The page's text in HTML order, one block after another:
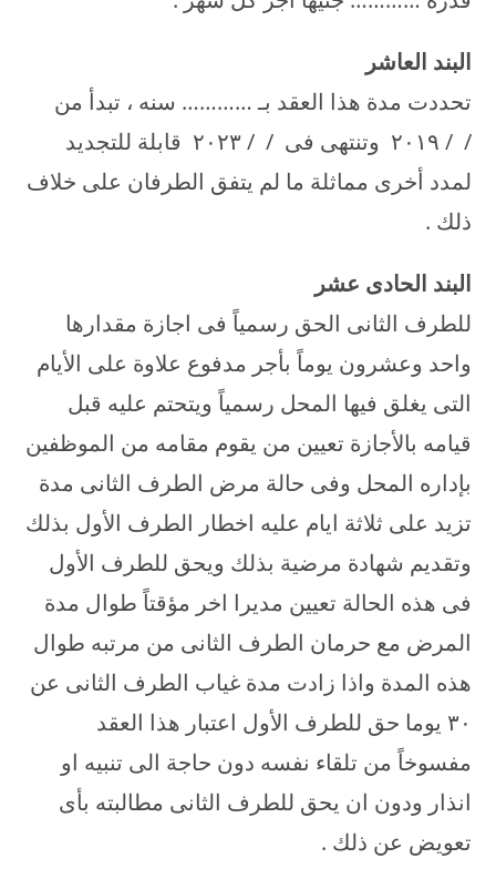
البند العاشر
تحددت مدة هذا العقد بـ ………… سنه ، تبدأ من
/ / ۲۰۱۹ وتنتهى فى / / ۲۰۲۳ قابلة للتجديد
لمدد أخرى مماثلة ما لم يتفق الطرفان على خلاف
ذلك .
البند الحادى عشر
للطرف الثانى الحق رسمياً فى اجازة مقدارها
واحد وعشرون يوماً بأجر مدفوع علاوة على الأيام
التى يغلق فيها المحل رسمياً ويتحتم عليه قبل
قيامه بالأجازة تعيين من يقوم مقامه من الموظفين
بإداره المحل وفى حالة مرض الطرف الثانى مدة
تزيد على ثلاثة ايام عليه اخطار الطرف الأول بذلك
وتقديم شهادة مرضية بذلك ويحق للطرف الأول
فى هذه الحالة تعيين مديرا اخر مؤقتاً طوال مدة
المرض مع حرمان الطرف الثانى من مرتبه طوال
هذه المدة واذا زادت مدة غياب الطرف الثانى عن
۳۰ يوما حق للطرف الأول اعتبار هذا العقد
مفسوخاً من تلقاء نفسه دون حاجة الى تنبيه او
انذار ودون ان يحق للطرف الثانى مطالبته بأى
تعويض عن ذلك .